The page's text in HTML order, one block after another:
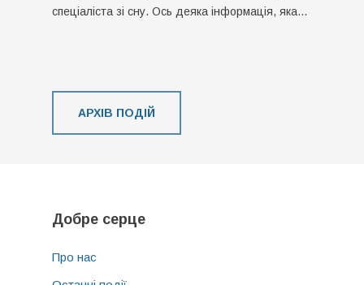
спеціаліста зі сну. Ось деяка інформація, яка…
АРХІВ ПОДІЙ
Добре серце
Про нас